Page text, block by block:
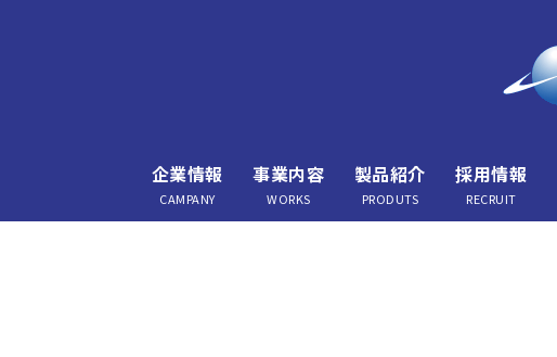
企業情報
CAMPANY
事業内容
WORKS
製品紹介
PRODUTS
採用情報
RECRUIT